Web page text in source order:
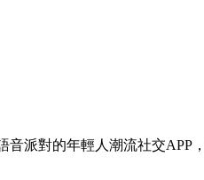
派對的年輕人潮流社交